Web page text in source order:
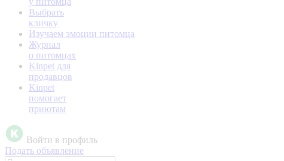
Выбрать
кличку
Изучаем эмоции питомца
Журнал
о питомцах
Kinpet для
продавцов
Kinpet
помогает
приютам
Войти в профиль
Подать объявление